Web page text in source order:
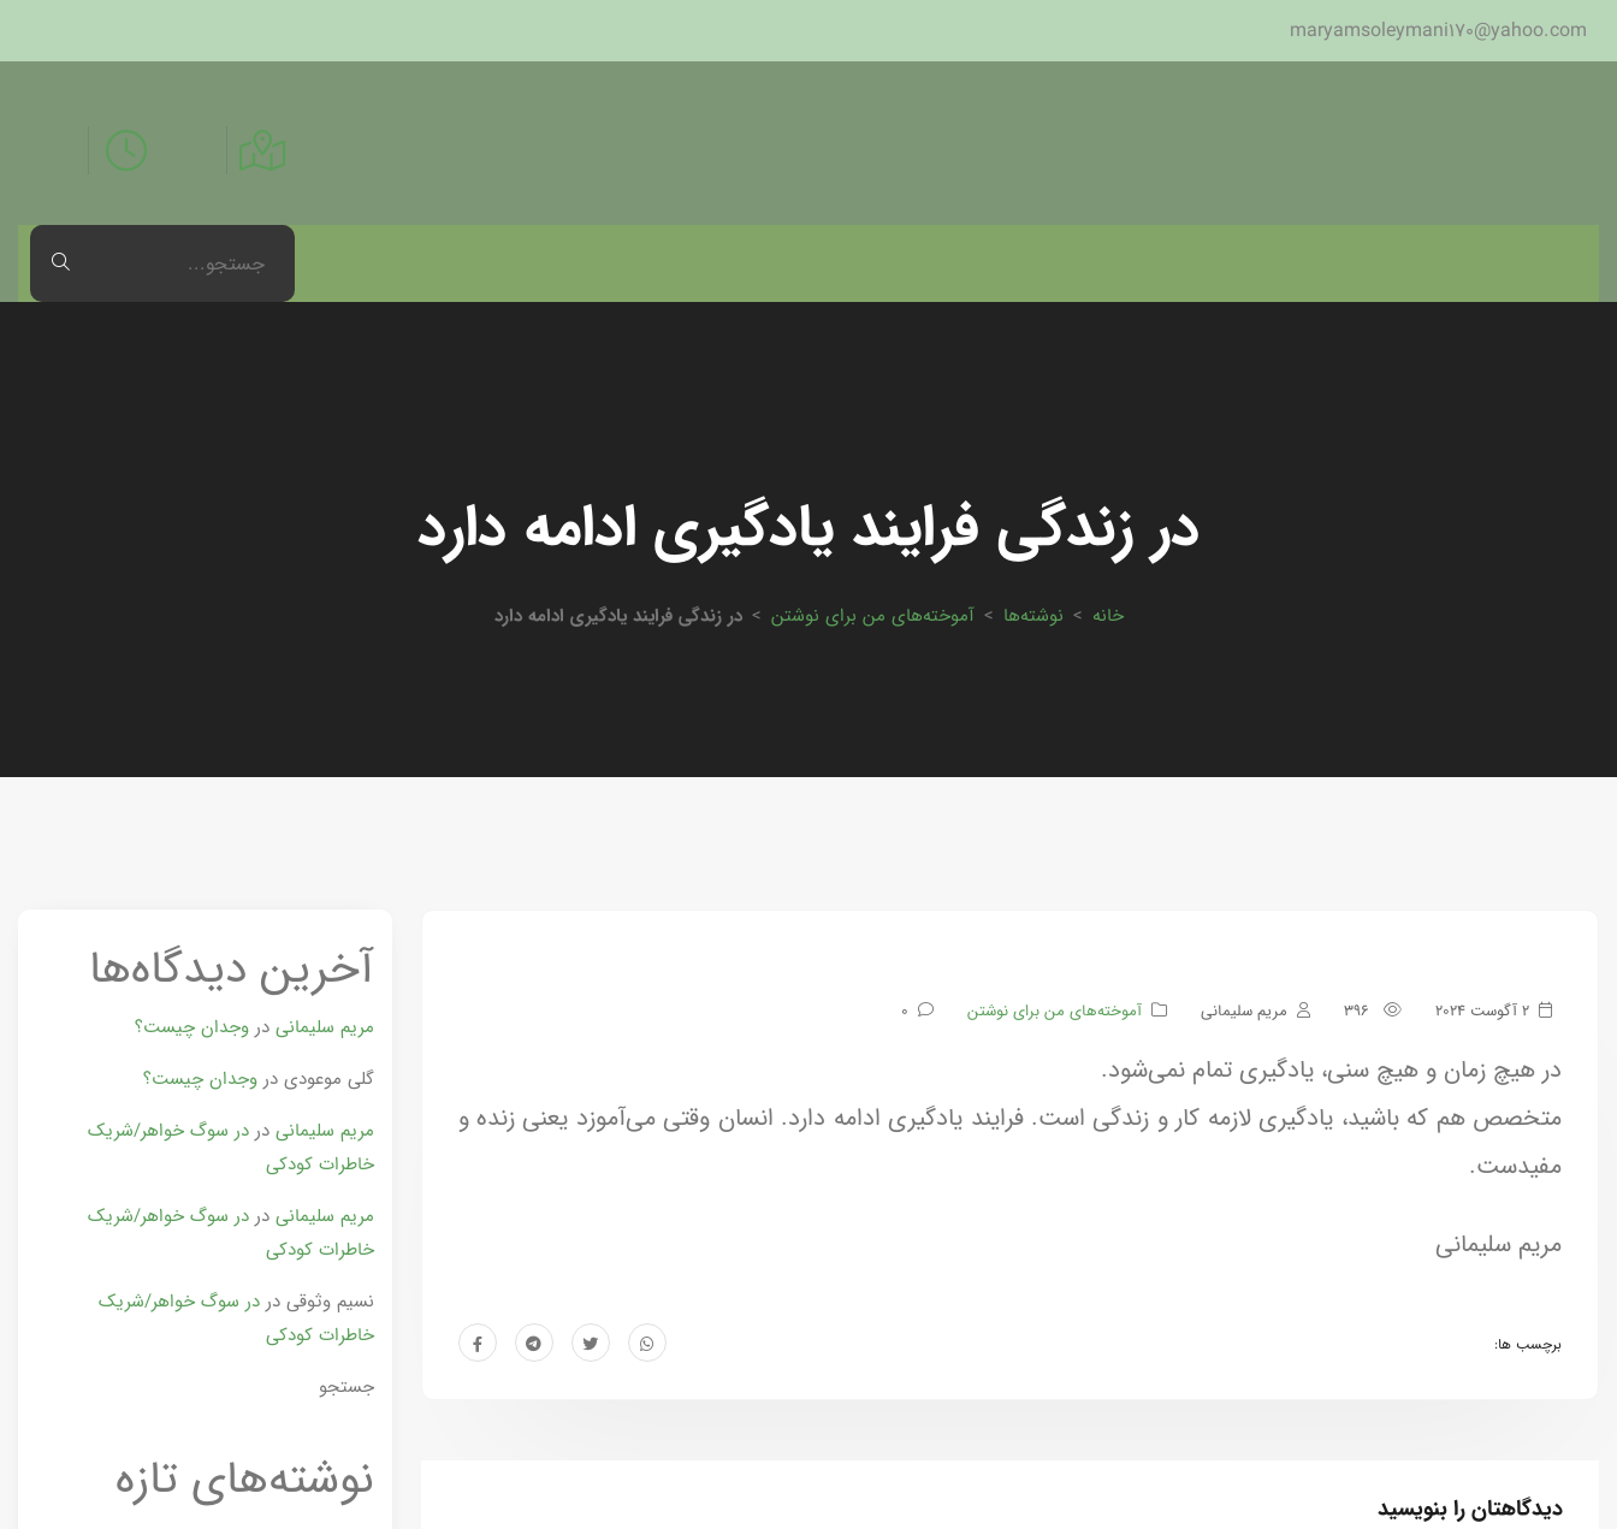
maryamsoleymani170@yahoo.com
در زندگی فرایند یادگیری ادامه دارد
خانه > نوشته‌ها > آموخته‌های من برای نوشتن > در زندگی فرایند یادگیری ادامه دارد
2 آگوست 2024 مریم سلیمانی آموخته‌های من برای نوشتن 0
در هیچ زمان و هیچ سنی، یادگیری تمام نمی‌شود.
متخصص هم که باشید، یادگیری لازمه کار و زندگی است. فرایند یادگیری ادامه دارد. انسان وقتی می‌آموزد یعنی زنده‌ و
مفیدست.
مریم سلیمانی
برچسب ها:
دیدگاهتان را بنویسید
آخرین دیدگاه‌ها
مریم سلیمانی دروجدان چیست؟
گلی موعودی دروجدان چیست؟
مریم سلیمانی دردر سوگ خواهر/شریک
خاطرات کودکی
مریم سلیمانی دردر سوگ خواهر/شریک
خاطرات کودکی
نسیم وثوقی دردر سوگ خواهر/شریک
خاطرات کودکی
جستجو
نوشته‌های تازه